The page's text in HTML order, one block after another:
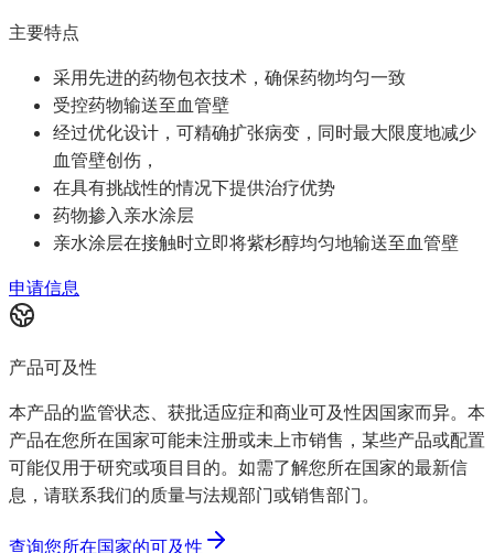
主要特点
采用先进的药物包衣技术，确保药物均匀一致
受控药物输送至血管壁
经过优化设计，可精确扩张病变，同时最大限度地减少
血管壁创伤，
在具有挑战性的情况下提供治疗优势
药物掺入亲水涂层
亲水涂层在接触时立即将紫杉醇均匀地输送至血管壁
申请信息
产品可及性
本产品的监管状态、获批适应症和商业可及性因国家而异。本
产品在您所在国家可能未注册或未上市销售，某些产品或配置
可能仅用于研究或项目目的。如需了解您所在国家的最新信
息，请联系我们的质量与法规部门或销售部门。
查询您所在国家的可及性